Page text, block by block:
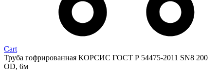
Cart
Труба гофрированная КОРСИС ГОСТ Р 54475-2011 SN8 200
OD, 6м